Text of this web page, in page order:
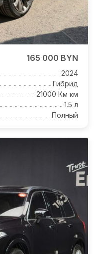
165 000 BYN
2024
Гибрид
21000 Км км
1.5 л
Полный